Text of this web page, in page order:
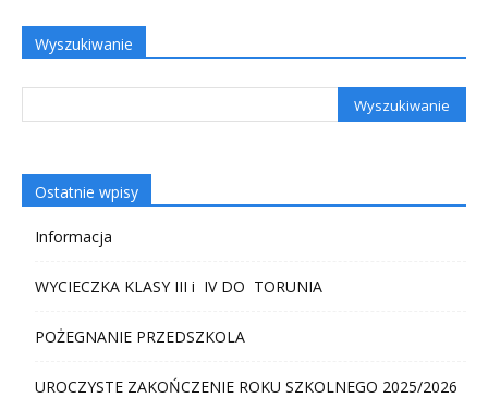
Wyszukiwanie
Ostatnie wpisy
Informacja
WYCIECZKA KLASY III i IV DO TORUNIA
POŻEGNANIE PRZEDSZKOLA
UROCZYSTE ZAKOŃCZENIE ROKU SZKOLNEGO 2025/2026